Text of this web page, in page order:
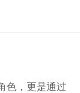
色，更是通过